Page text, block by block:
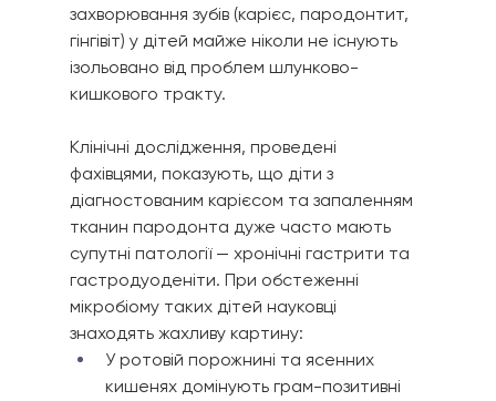
захворювання зубів (карієс, пародонтит,
гінгівіт) у дітей майже ніколи не існують
ізольовано від проблем шлунково-
кишкового тракту.
Клінічні дослідження, проведені
фахівцями, показують, що діти з
діагностованим карієсом та запаленням
тканин пародонта дуже часто мають
супутні патології — хронічні гастрити та
гастродуоденіти. При обстеженні
мікробіому таких дітей науковці
знаходять жахливу картину:
У ротовій порожнині та ясенних
кишенях домінують грам-позитивні